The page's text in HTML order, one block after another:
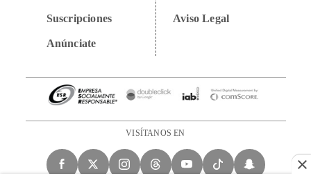
Suscripciones
Anúnciate
Aviso Legal
VISÍTANOS EN